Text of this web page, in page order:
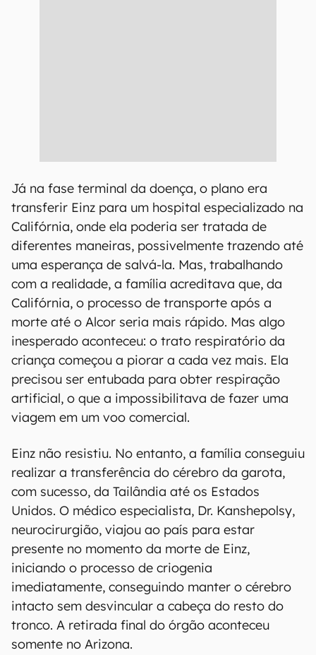
Já na fase terminal da doença, o plano era
transferir Einz para um hospital especializado na
Califórnia, onde ela poderia ser tratada de
diferentes maneiras, possivelmente trazendo até
uma esperança de salvá-la. Mas, trabalhando
com a realidade, a família acreditava que, da
Califórnia, o processo de transporte após a
morte até o Alcor seria mais rápido. Mas algo
inesperado aconteceu: o trato respiratório da
criança começou a piorar a cada vez mais. Ela
precisou ser entubada para obter respiração
artificial, o que a impossibilitava de fazer uma
viagem em um voo comercial.
Einz não resistiu. No entanto, a família conseguiu
realizar a transferência do cérebro da garota,
com sucesso, da Tailândia até os Estados
Unidos. O médico especialista, Dr. Kanshepolsy,
neurocirurgião, viajou ao país para estar
presente no momento da morte de Einz,
iniciando o processo de criogenia
imediatamente, conseguindo manter o cérebro
intacto sem desvincular a cabeça do resto do
tronco. A retirada final do órgão aconteceu
somente no Arizona.